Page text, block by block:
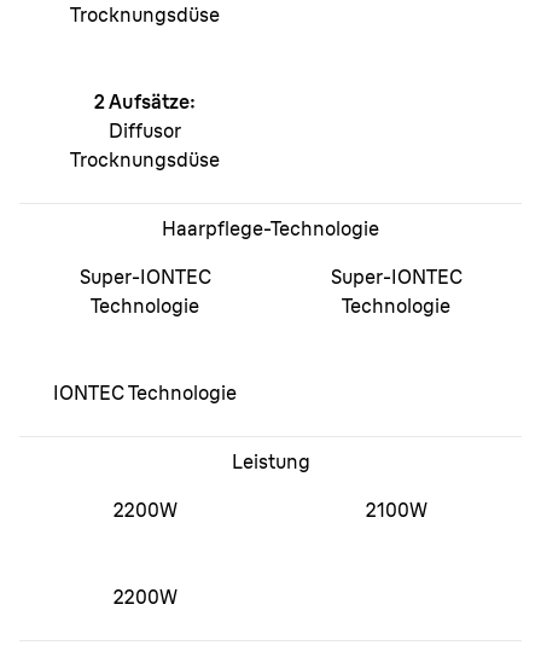
Trocknungsdüse
2 Aufsätze:
Diffusor
Trocknungsdüse
Haarpflege-Technologie
Super-IONTEC
Technologie
Super-IONTEC
Technologie
IONTEC Technologie
Leistung
2200W
2100W
2200W